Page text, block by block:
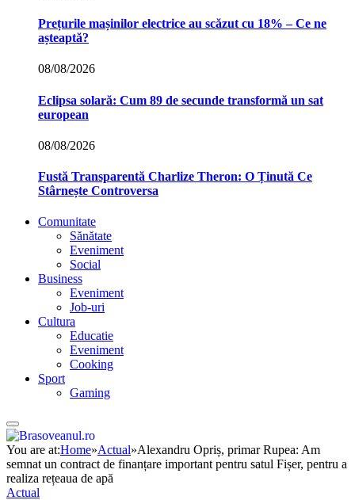
Prețurile mașinilor electrice au scăzut cu 18% – Ce ne
așteaptă?
08/08/2026
Eclipsa solară: Cum 89 de secunde transformă un sat
european
08/08/2026
Fustă Transparentă Charlize Theron: O Ținută Ce
Stârnește Controversa
Comunitate
Sănătate
Eveniment
Social
Business
Eveniment
Job-uri
Cultura
Educatie
Eveniment
Cooking
Sport
Gaming
You are at:Home»Actual»Alexandru Opriș, primar Rupea: Am
semnat un contract de finanțare important pentru satul Fișer, pentru a
realiza rețeaua de apă
Actual